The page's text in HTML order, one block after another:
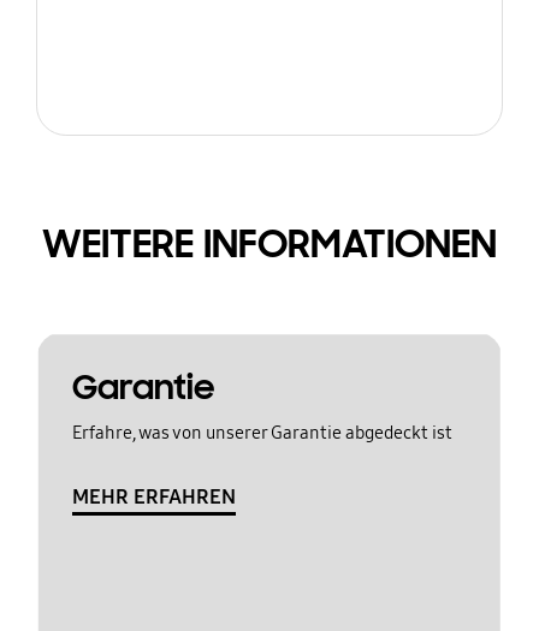
WEITERE INFORMATIONEN
Garantie
Erfahre, was von unserer Garantie abgedeckt ist
MEHR ERFAHREN